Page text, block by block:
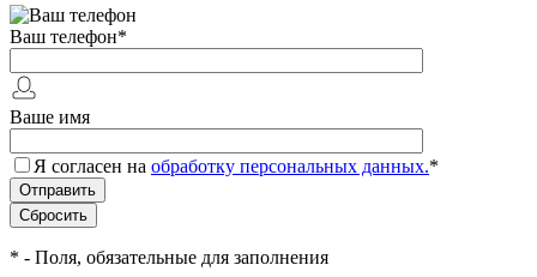
Ваш телефон*
Ваше имя
Я согласен на обработку персональных данных.*
* - Поля, обязательные для заполнения